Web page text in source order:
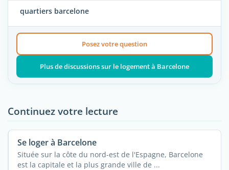
quartiers barcelone
Posez votre question
Plus de discussions sur le logement à Barcelone
Continuez votre lecture
Se loger à Barcelone
Située sur la côte du nord-est de l'Espagne, Barcelone
est la capitale et la plus grande ville de ...